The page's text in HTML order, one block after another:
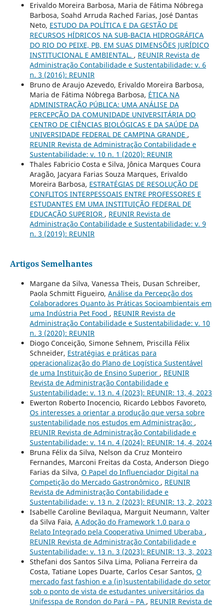
Erivaldo Moreira Barbosa, Maria de Fátima Nóbrega
Barbosa, Soahd Arruda Rached Farias, José Dantas
Neto, ESTUDO DA POLÍTICA E DA GESTÃO DE
RECURSOS HÍDRICOS NA SUB-BACIA HIDROGRÁFICA
DO RIO DO PEIXE, PB, EM SUAS DIMENSÕES JURÍDICO
INSTITUCIONAL E AMBIENTAL. , REUNIR Revista de
Administração Contabilidade e Sustentabilidade: v. 6
n. 3 (2016): REUNIR
Bruno de Araujo Azevedo, Erivaldo Moreira Barbosa,
Maria de Fátima Nóbrega Barbosa, ÉTICA NA
ADMINISTRAÇÃO PÚBLICA: UMA ANÁLISE DA
PERCEPÇÃO DA COMUNIDADE UNIVERSITÁRIA DO
CENTRO DE CIÊNCIAS BIOLÓGICAS E DA SAÚDE DA
UNIVERSIDADE FEDERAL DE CAMPINA GRANDE ,
REUNIR Revista de Administração Contabilidade e
Sustentabilidade: v. 10 n. 1 (2020): REUNIR
Thales Fabricio Costa e Silva, Jônica Marques Coura
Aragão, Jacyara Farias Souza Marques, Erivaldo
Moreira Barbosa, ESTRATÉGIAS DE RESOLUÇÃO DE
CONFLITOS INTERPESSOAIS ENTRE PROFESSORES E
ESTUDANTES EM UMA INSTITUIÇÃO FEDERAL DE
EDUCAÇÃO SUPERIOR , REUNIR Revista de
Administração Contabilidade e Sustentabilidade: v. 9
n. 3 (2019): REUNIR
Artigos Semelhantes
Margane da Silva, Vanessa Theis, Dusan Schreiber,
Paola Schmitt Figueiro, Análise da Percepção dos
Colaboradores Quanto às Práticas Socioambientais em
uma Indústria Pet Food , REUNIR Revista de
Administração Contabilidade e Sustentabilidade: v. 10
n. 3 (2020): REUNIR
Diogo Conceição, Simone Sehnem, Priscilla Félix
Schneider, Estratégias e práticas para
operacionalização do Plano de Logística Sustentável
de uma Instituição de Ensino Superior , REUNIR
Revista de Administração Contabilidade e
Sustentabilidade: v. 13 n. 4 (2023): REUNIR: 13, 4, 2023
Ewerton Roberto Inocencio, Ricardo Lebbos Favoreto,
Os interesses a orientar a produção que versa sobre
sustentabilidade nos estudos em Administração: ,
REUNIR Revista de Administração Contabilidade e
Sustentabilidade: v. 14 n. 4 (2024): REUNIR: 14, 4, 2024
Bruna Félix da Silva, Nelson da Cruz Monteiro
Fernandes, Marconi Freitas da Costa, Anderson Diego
Farias da Silva, O Papel do Influenciador Digital na
Competição do Mercado Gastronômico , REUNIR
Revista de Administração Contabilidade e
Sustentabilidade: v. 13 n. 2 (2023): REUNIR: 13, 2, 2023
Isabelle Caroline Bevilaqua, Marguit Neumann, Valter
da Silva Faia, A Adoção do Framework 1.0 para o
Relato Integrado pela Cooperativa Unimed Uberaba ,
REUNIR Revista de Administração Contabilidade e
Sustentabilidade: v. 13 n. 3 (2023): REUNIR: 13, 3, 2023
Sthefani dos Santos Silva Lima, Poliana Ferreira da
Costa, Tatiane Lopes Duarte, Carlos Cesar Santos, O
mercado fast fashion e a (in)sustentabilidade do setor
sob o ponto de vista de estudantes universitários da
Unifesspa de Rondon do Pará – PA , REUNIR Revista de